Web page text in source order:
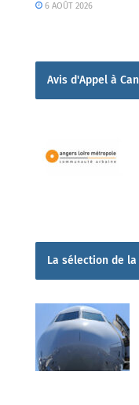
6 AOÛT 2026
Avis d'Appel à
La sélection de